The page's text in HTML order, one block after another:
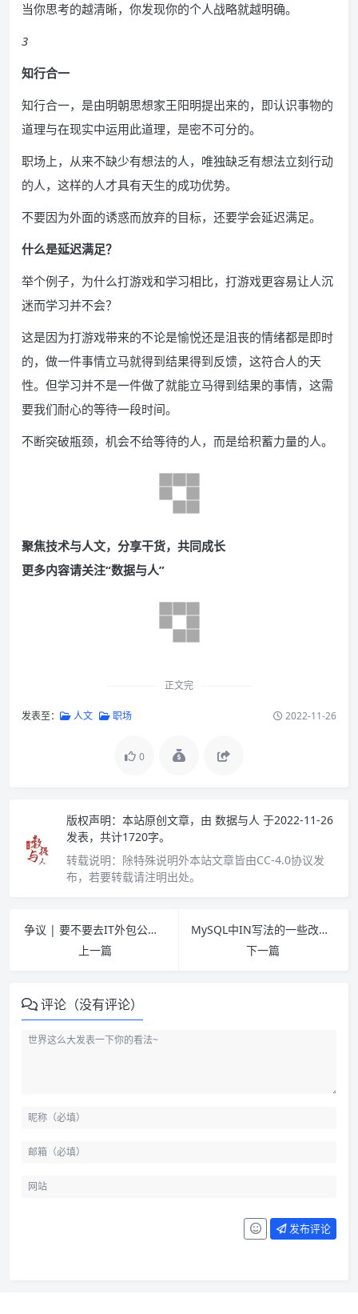
当你思考的越清晰，你发现你的个人战略就越明确。
3
知行合一
知行合一，是由明朝思想家王阳明提出来的，即认识事物的
道理与在现实中运用此道理，是密不可分的。
职场上，从来不缺少有想法的人，唯独缺乏有想法立刻行动
的人，这样的人才具有天生的成功优势。
不要因为外面的诱惑而放弃的目标，还要学会延迟满足。
什么是延迟满足？
举个例子，为什么打游戏和学习相比，打游戏更容易让人沉
迷而学习并不会？
这是因为打游戏带来的不论是愉悦还是沮丧的情绪都是即时
的，做一件事情立马就得到结果得到反馈，这符合人的天
性。但学习并不是一件做了就能立马得到结果的事情，这需
要我们耐心的等待一段时间。
不断突破瓶颈，机会不给等待的人，而是给积蓄力量的人。
聚焦技术与人文，分享干货，共同成长
更多内容请关注“数据与人”
正文完
发表至： 人文 职场 2022-11-26
0
版权声明： 本站原创文章，由 数据与人 于2022-11-26
发表，共计1720字。
转载说明： 除特殊说明外本站文章皆由CC-4.0协议发
布，若要转载请注明出处。
争议 | 要不要去IT外包公司工作？
上一篇
MySQL中IN写法的一些改写技巧
下一篇
评论（没有评论）
发布评论